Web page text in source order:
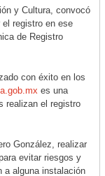
y Cultura, convocó
registro en ese
de Registro
con éxito en los
es una
realizan el registro
González, realizar
evitar riesgos y
a alguna instalación